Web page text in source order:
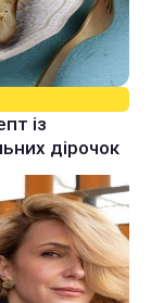
із
дірочок